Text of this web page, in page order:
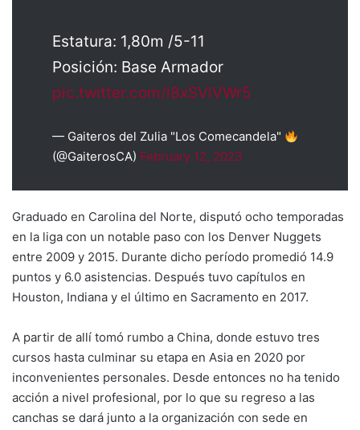
Estatura: 1,80m /5-11
Posición: Base Armador
pic.twitter.com/l8xSVlVWr5
— Gaiteros del Zulia "Los Comecandela"
(@GaiterosCA) February 12, 2023
Graduado en Carolina del Norte, disputó ocho temporadas
en la liga con un notable paso con los Denver Nuggets
entre 2009 y 2015. Durante dicho período promedió 14.9
puntos y 6.0 asistencias. Después tuvo capítulos en
Houston, Indiana y el último en Sacramento en 2017.
A partir de allí tomó rumbo a China, donde estuvo tres
cursos hasta culminar su etapa en Asia en 2020 por
inconvenientes personales. Desde entonces no ha tenido
acción a nivel profesional, por lo que su regreso a las
canchas se dará junto a la organización con sede en